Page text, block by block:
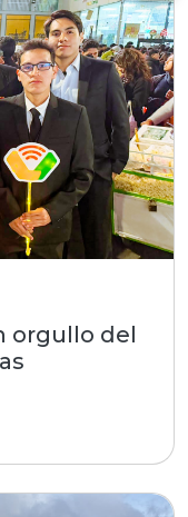
orgullo del